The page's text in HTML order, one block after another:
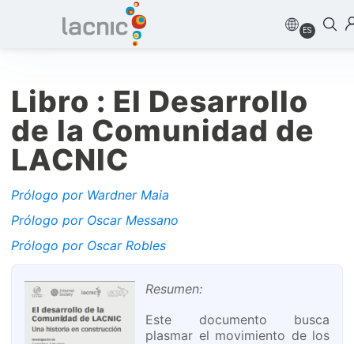
ES
Libro : El Desarrollo
de la Comunidad de
LACNIC
Prólogo por Wardner Maia
Prólogo por Oscar Messano
Prólogo por Oscar Robles
Resumen:
Este documento busca
plasmar el movimiento de los